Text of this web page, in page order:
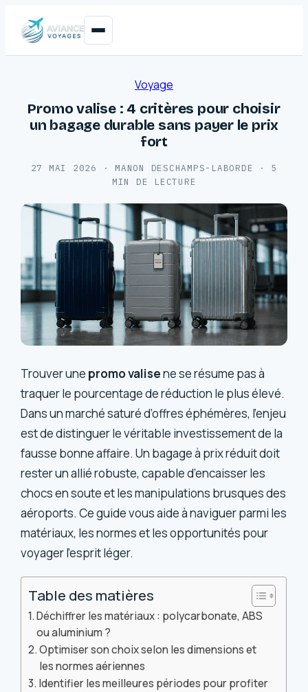
Voyage
Promo valise : 4 critères pour choisir
un bagage durable sans payer le prix
fort
27 MAI 2026 · MANON DESCHAMPS-LABORDE ·
5
MIN DE LECTURE
Trouver une promo valisene se résume pas à
traquer le pourcentage de réduction le plus élevé.
Dans un marché saturé d’offres éphémères, l’enjeu
est de distinguer le véritable investissement de la
fausse bonne affaire. Un bagage à prix réduit doit
rester un allié robuste, capable d’encaisser les
chocs en soute et les manipulations brusques des
aéroports. Ce guide vous aide à naviguer parmi les
matériaux, les normes et les opportunités pour
voyager l’esprit léger.
Table des matières
Déchiffrer les matériaux : polycarbonate, ABS
ou aluminium ?
Optimiser son choix selon les dimensions et
les normes aériennes
Identifier les meilleures périodes pour profiter